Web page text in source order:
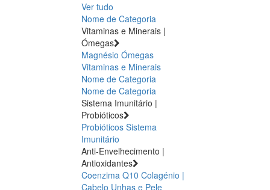
Ver tudo
Nome de Categoria
Vitaminas e Minerais |
Ómegas
Magnésio Ómegas
Vitaminas e Minerais
Nome de Categoria
Nome de Categoria
Sistema Imunitário |
Probióticos
Probióticos Sistema
Imunitário
Anti-Envelhecimento |
Antioxidantes
Coenzima Q10 Colagénio |
Cabelo Unhas e Pele